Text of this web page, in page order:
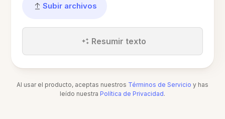
Subir archivos
Resumir texto
Al usar el producto, aceptas nuestros Términos de Servicio y has
leído nuestra Política de Privacidad.